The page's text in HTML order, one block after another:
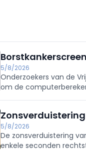
5/8/2026
Onderzoekers van de
om de
5/8/2026
De zonsverduistering
enkele seconden